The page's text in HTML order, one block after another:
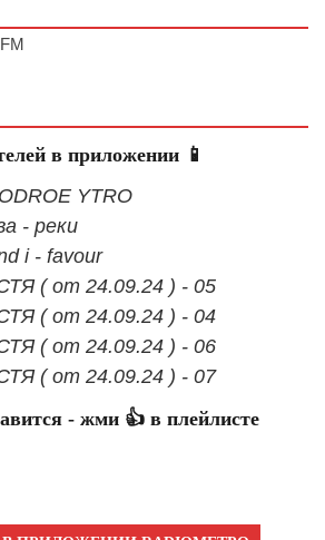
в приложении 📱
YTRO
- реки
i - favour
( от 24.09.24 ) - 05
( от 24.09.24 ) - 04
( от 24.09.24 ) - 06
( от 24.09.24 ) - 07
- жми 👍 в плейлисте